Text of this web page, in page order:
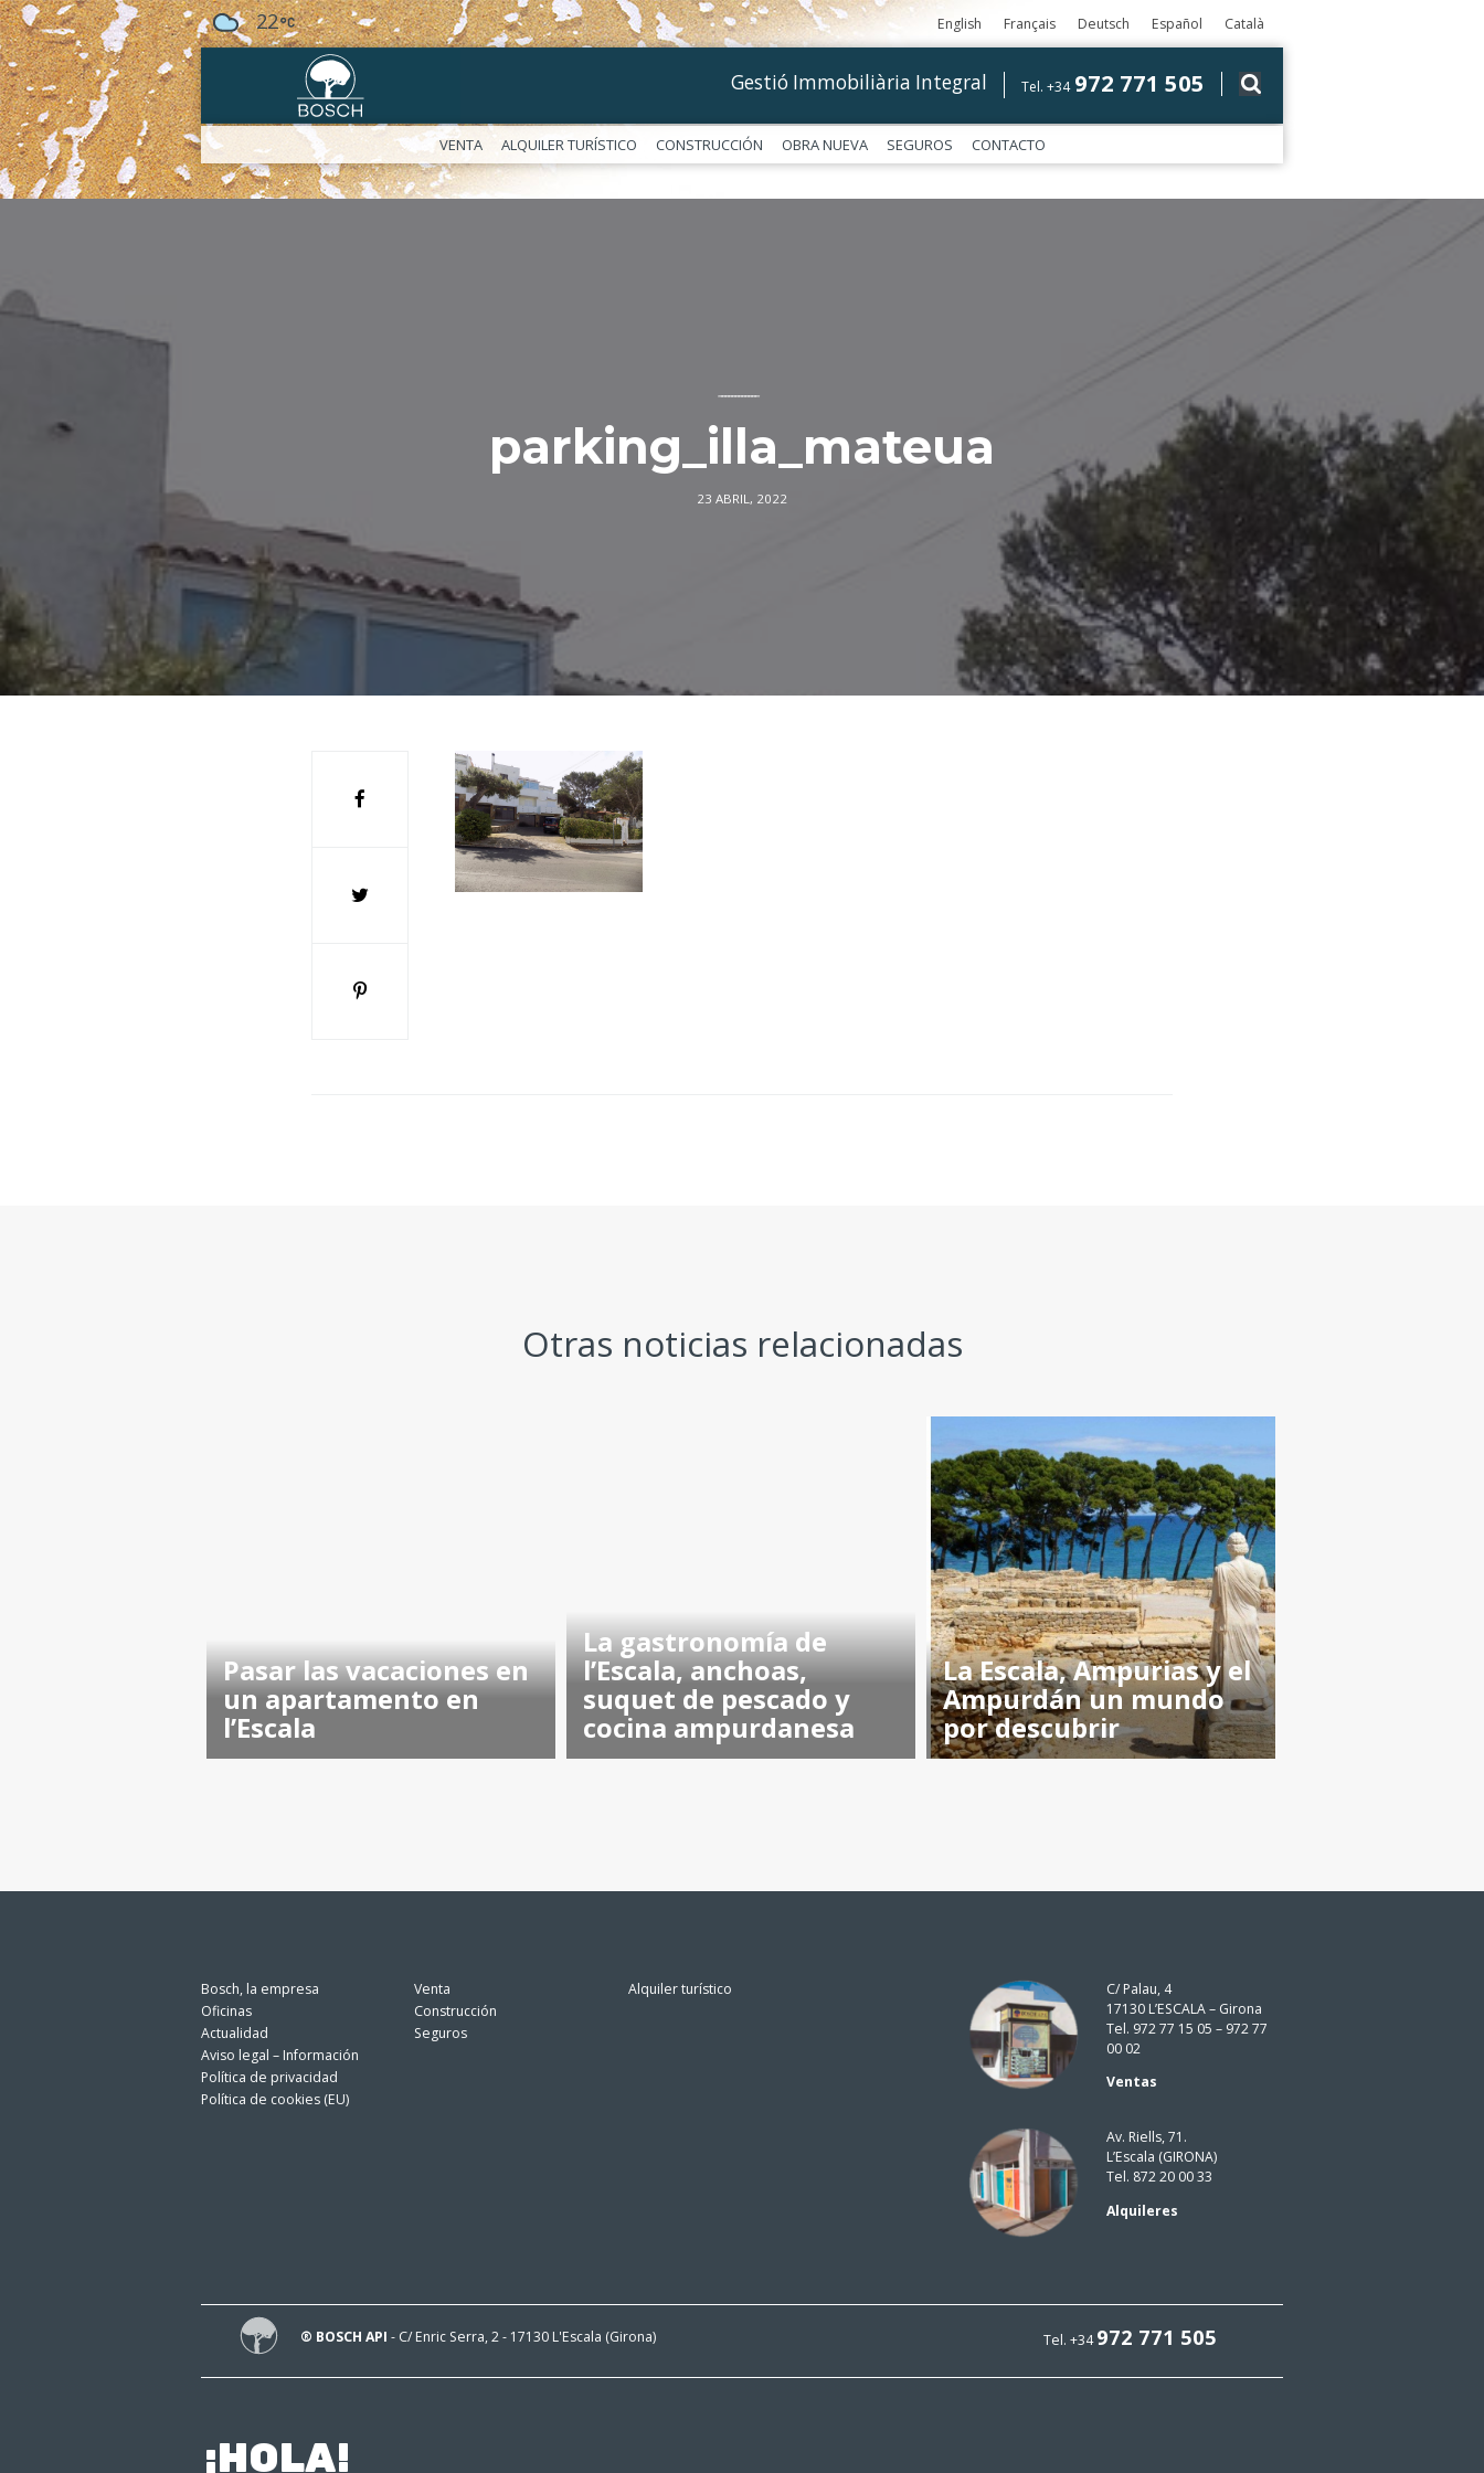
22 English Français Deutsch Español Català
Tel. +34 972 771 505
Gestió Immobiliària Integral
VENTA ALQUILER TURÍSTICO CONSTRUCCIÓN OBRA NUEVA SEGUROS CONTACTO
––––––––––––
parking_illa_mateua
23 ABRIL, 2022
Otras noticias relacionadas
Pasar las vacaciones en
un apartamento en
l’Escala
La gastronomía de
l’Escala, anchoas,
suquet de pescado y
cocina ampurdanesa
La Escala, Ampurias y el
Ampurdán un mundo
por descubrir
Bosch, la empresa
Oficinas
Actualidad
Aviso legal – Información
Política de privacidad
Política de cookies (EU)
Venta
Construcción
Seguros
Alquiler turístico
C/ Palau, 4
17130 L’ESCALA – Girona
Tel. 972 77 15 05 – 972 77
00 02
Ventas
Av. Riells, 71.
L’Escala (GIRONA)
Tel. 872 20 00 33
Alquileres
Tel. +34972 771 505
® BOSCH API - C/ Enric Serra, 2 - 17130 L'Escala (Girona)
¡HOLA!